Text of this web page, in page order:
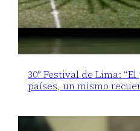
30° Festival de Lima:
países, un mismo